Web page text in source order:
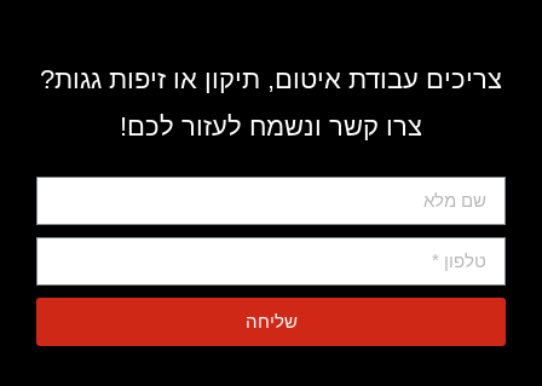
צריכים עבודת איטום, תיקון או זיפות גגות?
צרו קשר ונשמח לעזור לכם!
שליחה